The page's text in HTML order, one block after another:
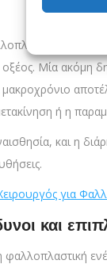
Μία ακόμη
ή η
και η
για
και